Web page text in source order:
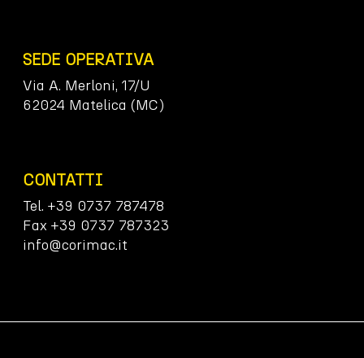
SEDE OPERATIVA
Via A. Merloni, 17/U
62024 Matelica (MC)
CONTATTI
Tel. +39 0737 787478
Fax +39 0737 787323
info@corimac.it